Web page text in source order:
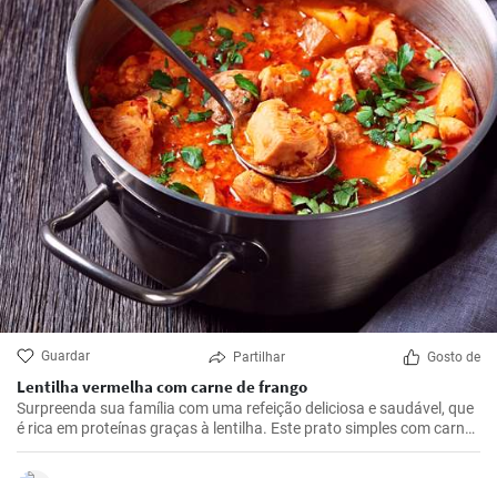
Guardar Partilhar Gosto de
Lentilha vermelha com carne de frango
Surpreenda sua família com uma refeição deliciosa e saudável, que
é rica em proteínas graças à lentilha. Este prato simples com carne
de frango, batatas e tomates é a solução ideal para qualquer
almoço ou jantar.